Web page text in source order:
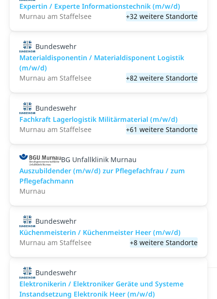
Expertin / Experte Informationstechnik (m/w/d)
Murnau am Staffelsee
+32 weitere Standorte
Bundeswehr
Materialdisponentin / Materialdisponent Logistik
(m/w/d)
Murnau am Staffelsee
+82 weitere Standorte
Bundeswehr
Fachkraft Lagerlogistik Militärmaterial (m/w/d)
Murnau am Staffelsee
+61 weitere Standorte
BG Unfallklinik Murnau
Auszubildender (m/w/d) zur Pflegefachfrau / zum
Pflegefachmann
Murnau
Bundeswehr
Küchenmeisterin / Küchenmeister Heer (m/w/d)
Murnau am Staffelsee
+8 weitere Standorte
Bundeswehr
Elektronikerin / Elektroniker Geräte und Systeme
Instandsetzung Elektronik Heer (m/w/d)